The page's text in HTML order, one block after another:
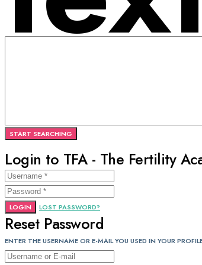
Login to TFA - The Fertility
LOGIN LOST PASSWORD?
Reset Password
ENTER THE USERNAME OR E-MAIL YOU USED IN YOUR